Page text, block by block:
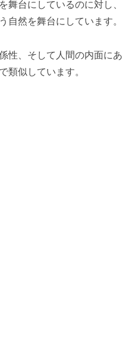
舞台にしているのに対し、
自然を舞台にしています。
性、そして人間の内面にあ
類似しています。